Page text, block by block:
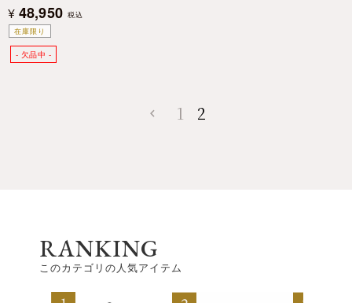
在庫限り
¥ 48,950 税込
1 2
RANKING
このカテゴリの人気アイテム